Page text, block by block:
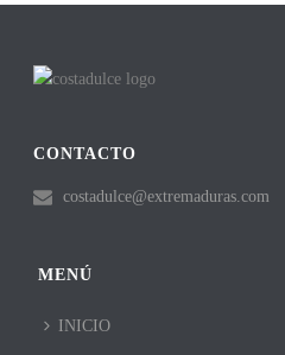
CONTACTO
costadulce@extremaduras.com
MENÚ
INICIO